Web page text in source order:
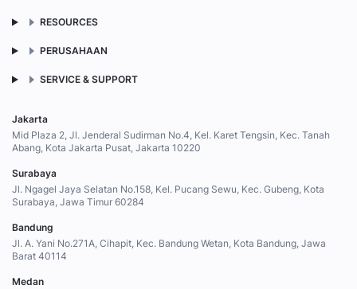
RESOURCES
PERUSAHAAN
SERVICE & SUPPORT
Jakarta
Mid Plaza 2, Jl. Jenderal Sudirman No.4, Kel. Karet Tengsin, Kec. Tanah
Abang, Kota Jakarta Pusat, Jakarta 10220
Surabaya
Jl. Ngagel Jaya Selatan No.158, Kel. Pucang Sewu, Kec. Gubeng, Kota
Surabaya, Jawa Timur 60284
Bandung
Jl. A. Yani No.271A, Cihapit, Kec. Bandung Wetan, Kota Bandung, Jawa
Barat 40114
Medan